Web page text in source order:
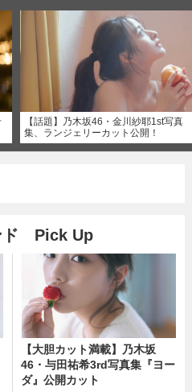
【話題】乃木坂46・金川紗耶1st写真
集、ランジェリーカット公開！
ド Pick Up
【大胆カット満載】乃木坂
46・与田祐希3rd写真集『ヨー
ダ』公開カット